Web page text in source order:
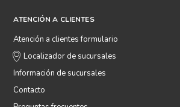
ATENCIÓN A CLIENTES
Atención a clientes formulario
Localizador de sucursales
Información de sucursales
Contacto